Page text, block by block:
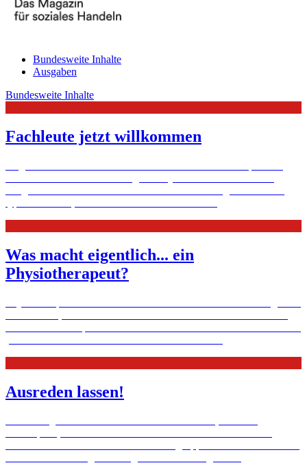
Bundesweite Inhalte
Ausgaben
Bundesweite Inhalte
Fachleute jetzt willkommen
Was macht eigentlich... ein
Physiotherapeut?
Ausreden lassen!